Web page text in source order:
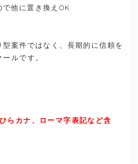
他に置き換えOK
案件ではなく、長期的に信頼を
ルです。
らカナ、ローマ字表記など含